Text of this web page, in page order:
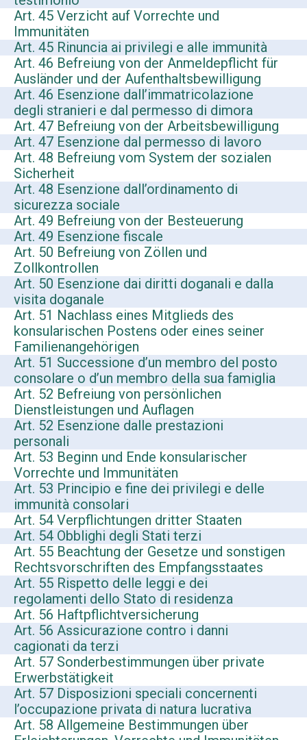
Art. 45 Verzicht auf Vorrechte und
Immunitäten
Art. 45 Rinuncia ai privilegi e alle immunità
Art. 46 Befreiung von der Anmeldepflicht für
Ausländer und der Aufenthaltsbewilligung
Art. 46 Esenzione dall’immatricolazione
degli stranieri e dal permesso di dimora
Art. 47 Befreiung von der Arbeitsbewilligung
Art. 47 Esenzione dal permesso di lavoro
Art. 48 Befreiung vom System der sozialen
Sicherheit
Art. 48 Esenzione dall’ordinamento di
sicurezza sociale
Art. 49 Befreiung von der Besteuerung
Art. 49 Esenzione fiscale
Art. 50 Befreiung von Zöllen und
Zollkontrollen
Art. 50 Esenzione dai diritti doganali e dalla
visita doganale
Art. 51 Nachlass eines Mitglieds des
konsularischen Postens oder eines seiner
Familienangehörigen
Art. 51 Successione d’un membro del posto
consolare o d’un membro della sua famiglia
Art. 52 Befreiung von persönlichen
Dienstleistungen und Auflagen
Art. 52 Esenzione dalle prestazioni
personali
Art. 53 Beginn und Ende konsularischer
Vorrechte und Immunitäten
Art. 53 Principio e fine dei privilegi e delle
immunità consolari
Art. 54 Verpflichtungen dritter Staaten
Art. 54 Obblighi degli Stati terzi
Art. 55 Beachtung der Gesetze und sonstigen
Rechtsvorschriften des Empfangsstaates
Art. 55 Rispetto delle leggi e dei
regolamenti dello Stato di residenza
Art. 56 Haftpflichtversicherung
Art. 56 Assicurazione contro i danni
cagionati da terzi
Art. 57 Sonderbestimmungen über private
Erwerbstätigkeit
Art. 57 Disposizioni speciali concernenti
l’occupazione privata di natura lucrativa
Art. 58 Allgemeine Bestimmungen über